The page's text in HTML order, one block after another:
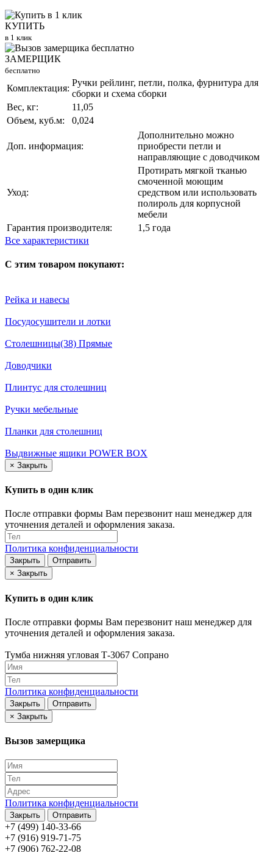
КУПИТЬ
в 1 клик
ЗАМЕРЩИК
бесплатно
Комплектация:
Ручки рейлинг, петли, полка, фурнитура для
сборки и схема сборки
Вес, кг:
11,05
Объем, куб.м:
0,024
Доп. информация:
Дополнительно можно
приобрести петли и
направляющие с доводчиком
Уход:
Протирать мягкой тканью
смоченной моющим
средством или использовать
полироль для корпусной
мебели
Гарантия производителя:
1,5 года
Все характеристики
С этим товаром покупают:
Рейка и навесы
Посудосушители и лотки
Столешницы(38) Прямые
Доводчики
Плинтус для столешниц
Ручки мебельные
Планки для столешниц
Выдвижные ящики POWER BOX
× Закрыть
Купить в один клик
После отправки формы Вам перезвонит наш менеджер для
уточнения деталей и оформления заказа.
Политика конфиденциальности
Закрыть
Отправить
× Закрыть
Купить в один клик
После отправки формы Вам перезвонит наш менеджер для
уточнения деталей и оформления заказа.
Тумба нижняя угловая Т-3067 Сопрано
Политика конфиденциальности
Закрыть
Отправить
× Закрыть
Вызов замерщика
Политика конфиденциальности
Закрыть Отправить
+7 (499) 140-33-66
+7 (916) 919-71-75
+7 (906) 762-22-08